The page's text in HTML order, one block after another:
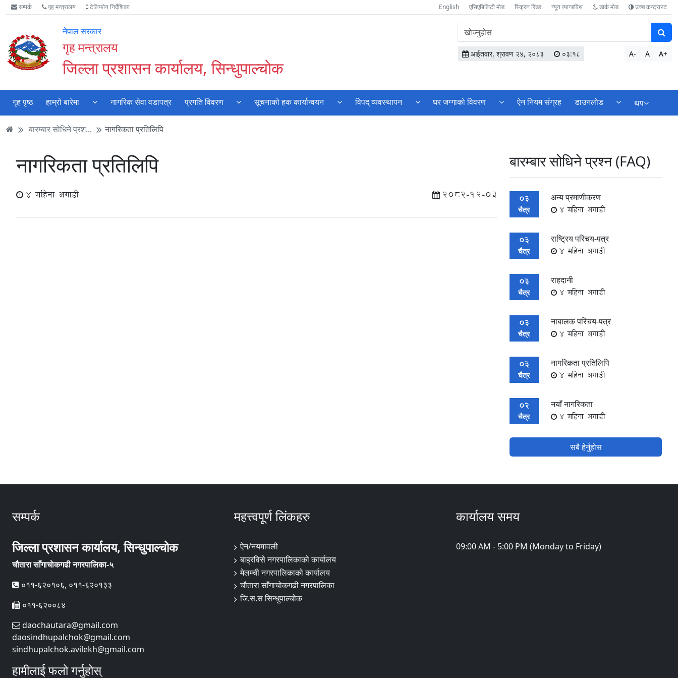
Accessibility
Mode
गर्नुहोस्
मुख्य
सामाग्री
मुख्य
नेभिगेसन
वेबसाइट
खोजमा
सम्पर्क गृह मन्त्रालय टेलिफोन निर्देशिका English एसिएबिलिटी मोड स्क्रिन रिडर न्यून व्यान्डविथ डार्क मोड उच्च कन्ट्रास्ट
नेपाल सरकार
गृह मन्त्रालय
जिल्ला प्रशासन कार्यालय, सिन्धुपाल्चोक
वेबसाइटमा
सामग्री
खोज्नुहोस
आईतवार, श्रावण २४, २०८३ ०३:१८ A- A A+
गृह पृष्ठ हाम्रो बारेमा नागरिक सेवा वडापत्र प्रगति विवरण सूचनाको हक कार्यान्वयन विपद् व्यवस्थापन घर जग्गाको विवरण ऐन नियम संग्रह डाउनलाेड थप
बारम्बार सोधिने प्रश... नागरिकता प्रतिलिपि
नागरिकता प्रतिलिपि
4 महिना अगाडी 2082-12-03
बारम्बार सोधिने प्रश्‍न (FAQ)
03
चैत्र
अन्य प्रमाणीकरण
4 महिना अगाडी
03
चैत्र
राष्ट्रिय परिचय-पत्र
4 महिना अगाडी
03
चैत्र
राहदानी
4 महिना अगाडी
03
चैत्र
नाबालक परिचय-पत्र
4 महिना अगाडी
03
चैत्र
नागरिकता प्रतिलिपि
4 महिना अगाडी
02
चैत्र
नयाँ नागरिकता
4 महिना अगाडी
सबै हेर्नुहोस
सम्पर्क
जिल्ला प्रशासन कार्यालय, सिन्धुपाल्चोक
चौतारा साँगाचाेकगढी नगरपालिका-५
०११-६२०१०६, ०११-६२०१३३
०११-६२००८४
daochautara@gmail.com
daosindhupalchok@gmail.com
sindhupalchok.avilekh@gmail.com
हामीलाई फलो गर्नुहोस्
महत्त्वपूर्ण लिंकहरु
ऐन/नयमावली
बाह्रविसे नगरपालिकाको कार्यालय
मेलम्ची नगरपालिकाको कार्यालय
चौतारा साँगाचोकगढी नगरपालिका
जि.स.स सिन्धुपाल्चोक
कार्यालय समय
09:00 AM - 5:00 PM (Monday to Friday)